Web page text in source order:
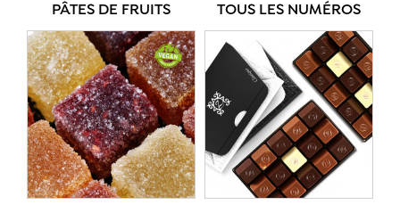
PÂTES DE FRUITS TOUS LES NUMÉROS